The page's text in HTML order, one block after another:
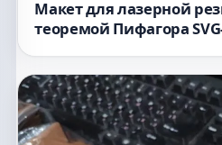
Макет для лазерной
теоремой Пифагора